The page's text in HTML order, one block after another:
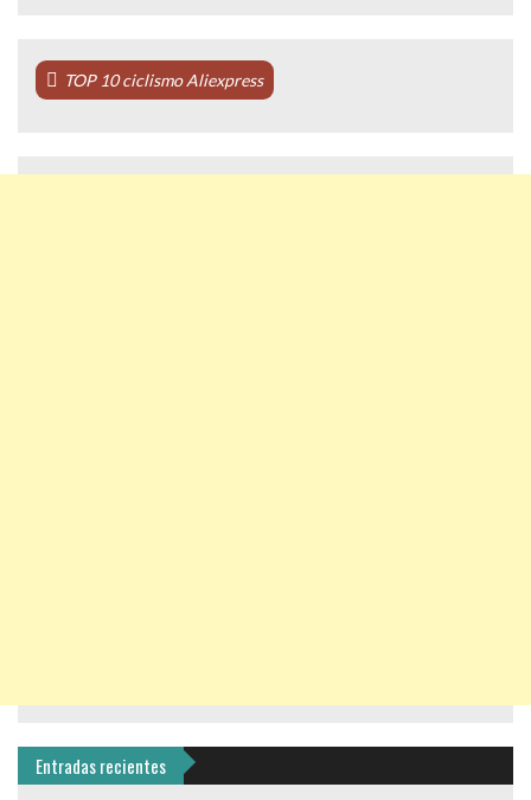
TOP 10 ciclismo Aliexpress
Entradas recientes